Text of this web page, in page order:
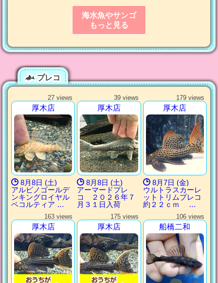
海水魚やサンゴ
もっと見る
プレコ
27 views
厚木店
8月8日 (土)
アルビノゴールデ
ンキングロイヤル
ペコルティア …
39 views
厚木店
8月8日 (土)
アーマードプレ
コ ２０２６年７
月３１日入荷
179 views
厚木店
8月7日 (金)
ウルトラスカーレ
ットトリムプレコ
約２２ｃｍ …
163 views
厚木店
175 views
厚木店
106 views
船橋二和